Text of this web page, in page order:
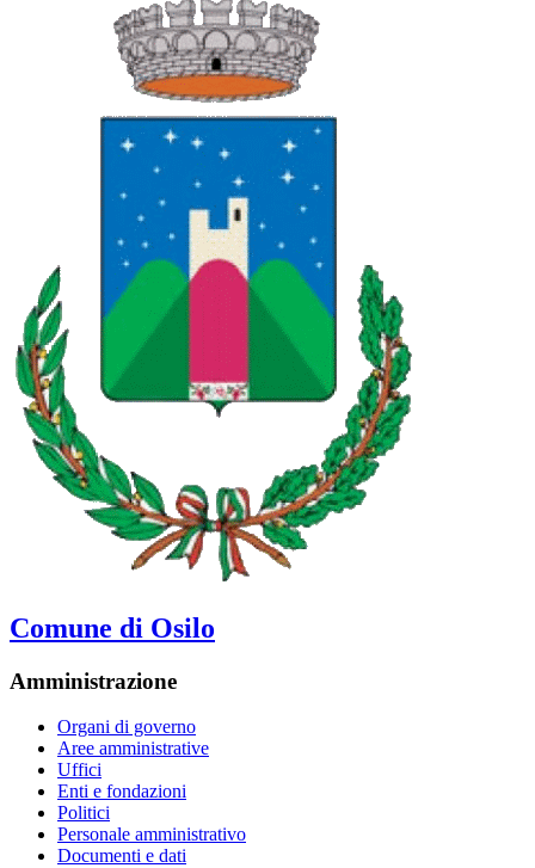
Comune di Osilo
Amministrazione
Organi di governo
Aree amministrative
Uffici
Enti e fondazioni
Politici
Personale amministrativo
Documenti e dati